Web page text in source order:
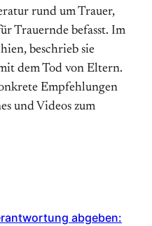
rund um Trauer,
Trauernde befasst. Im
beschrieb sie
dem Tod von Eltern.
Empfehlungen
und Videos zum
abgeben: